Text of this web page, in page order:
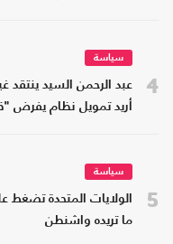
4
سياسة
عبد الرحمن السيد ينتقد
أريد تمويل نظام
5
سياسة
الولايات المتحدة تضغط
ما تريده واشنطن